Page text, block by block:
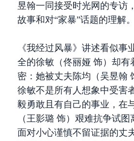
昱翰一同接受时光网的专访
故事和对“家暴”话题的理解。
《我经过风暴》讲述看似事
全的徐敏（佟丽娅 饰）却有
密：她被丈夫陈均（吴昱翰
徐敏不是所有人想象中受害
毅勇敢且有自己的事业，在
（王影璐 饰）艰难抗争试图
面对小心谨慎不留证据的丈